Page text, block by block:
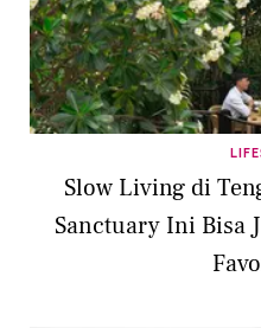
Slow Living di
Sanctuary Ini Bisa